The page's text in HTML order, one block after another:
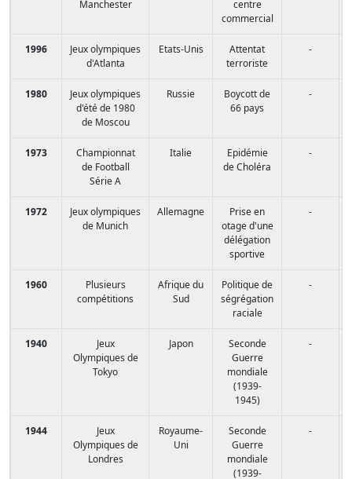
Manchester
centre
commercial
1996
Jeux olympiques
d'Atlanta
Etats-Unis
Attentat
terroriste
-
1980
Jeux olympiques
d'été de 1980
de Moscou
Russie
Boycott de
66 pays
-
1973
Championnat
de Football
Série A
Italie
Epidémie
de Choléra
-
1972
Jeux olympiques
de Munich
Allemagne
Prise en
otage d'une
délégation
sportive
-
1960
Plusieurs
compétitions
Afrique du
Sud
Politique de
ségrégation
raciale
-
1940
Jeux
Olympiques de
Tokyo
Japon
Seconde
Guerre
mondiale
(1939-
1945)
-
1944
Jeux
Olympiques de
Londres
Royaume-
Uni
Seconde
Guerre
mondiale
(1939-
-